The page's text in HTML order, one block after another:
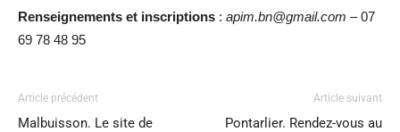
Renseignements et inscriptions : apim.bn@gmail.com – 07
69 78 48 95
Article précédent
Malbuisson. Le site de
Article suivant
Pontarlier. Rendez-vous au